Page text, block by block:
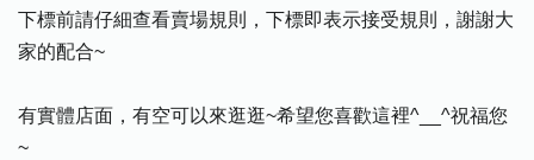
下標前請仔細查看賣場規則，下標即表示接受規則，謝謝大
家的配合~
有實體店面，有空可以來逛逛~希望您喜歡這裡^__^祝福您
~